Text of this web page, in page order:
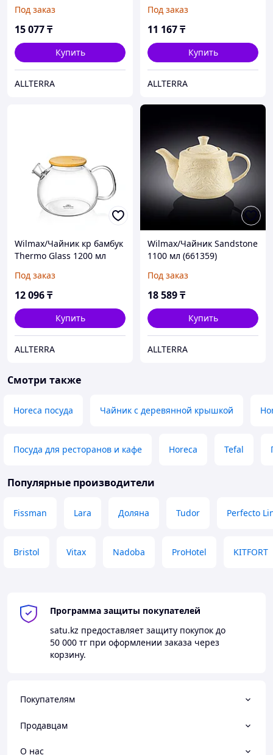
Под заказ
15 077₸
Купить
ALLTERRA
Под заказ
11 167₸
Купить
ALLTERRA
Wilmax/Чайник кр бамбук
Thermo Glass 1200 мл
Под заказ
12 096₸
Купить
ALLTERRA
Wilmax/Чайник Sandstone
1100 мл (661359)
Под заказ
18 589₸
Купить
ALLTERRA
Смотри также
Horeca посуда Чайник с деревянной крышкой
Посуда для ресторанов и кафе Horeca Tefal
Популярные производители
Fissman Lara Доляна Tudor Perfecto
Bristol Vitax Nadoba ProHotel KITFORT
Программа защиты покупателей
satu.kz предоставляет защиту покупок до
50 000 тг при оформлении заказа через
корзину.
Покупателям
Продавцам
О нас